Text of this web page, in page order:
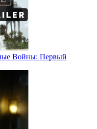
Войны: Первый